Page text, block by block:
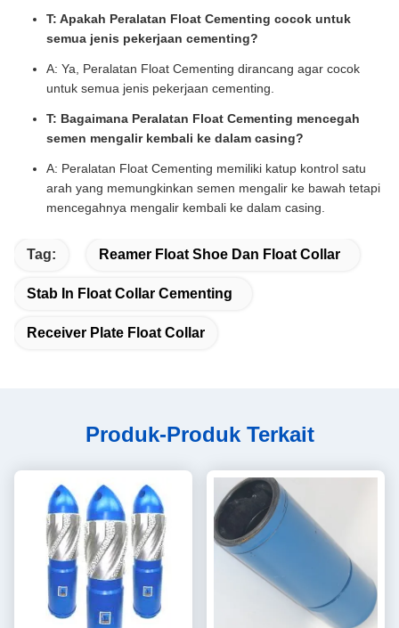
T: Apakah Peralatan Float Cementing cocok untuk
semua jenis pekerjaan cementing?
A: Ya, Peralatan Float Cementing dirancang agar cocok
untuk semua jenis pekerjaan cementing.
T: Bagaimana Peralatan Float Cementing mencegah
semen mengalir kembali ke dalam casing?
A: Peralatan Float Cementing memiliki katup kontrol satu
arah yang memungkinkan semen mengalir ke bawah tetapi
mencegahnya mengalir kembali ke dalam casing.
Tag: Reamer Float Shoe Dan Float Collar
Stab In Float Collar Cementing
Receiver Plate Float Collar
Produk-Produk Terkait